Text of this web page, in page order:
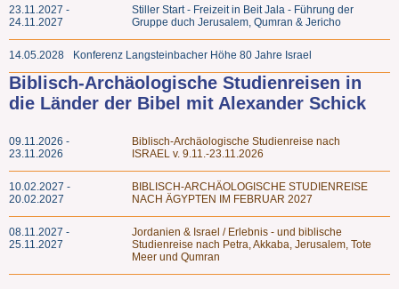
23.11.2027 -
24.11.2027
Stiller Start - Freizeit in Beit Jala - Führung der
Gruppe duch Jerusalem, Qumran & Jericho
14.05.2028 Konferenz Langsteinbacher Höhe 80 Jahre Israel
Biblisch-Archäologische Studienreisen in
die Länder der Bibel mit Alexander Schick
09.11.2026 -
23.11.2026
Biblisch-Archäologische Studienreise nach
ISRAEL v. 9.11.-23.11.2026
10.02.2027 -
20.02.2027
BIBLISCH-ARCHÄOLOGISCHE STUDIENREISE
NACH ÄGYPTEN IM FEBRUAR 2027
08.11.2027 -
25.11.2027
Jordanien & Israel / Erlebnis - und biblische
Studienreise nach Petra, Akkaba, Jerusalem, Tote
Meer und Qumran